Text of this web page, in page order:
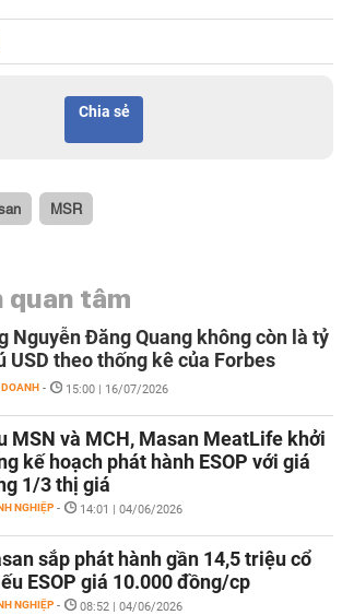
Chia sẻ
MSR
quan tâm
Nguyễn Đăng Quang không còn là tỷ
USD theo thống kê của Forbes
- 15:00 | 16/07/2026
MSN và MCH, Masan MeatLife khởi
kế hoạch phát hành ESOP với giá
1/3 thị giá
NGHIỆP - 14:01 | 04/06/2026
sắp phát hành gần 14,5 triệu cổ
ESOP giá 10.000 đồng/cp
NGHIỆP - 08:52 | 04/06/2026